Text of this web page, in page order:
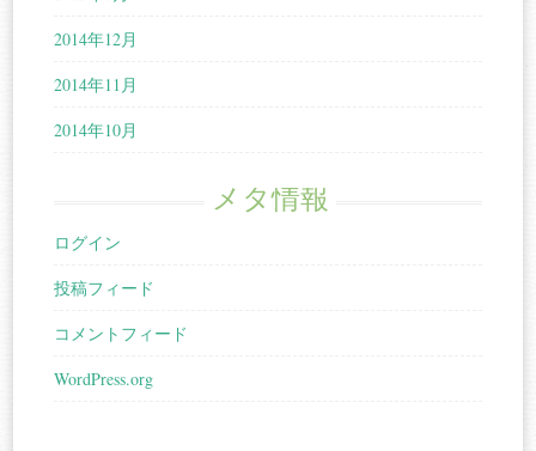
2014年12月
2014年11月
2014年10月
メタ情報
ログイン
投稿フィード
コメントフィード
WordPress.org